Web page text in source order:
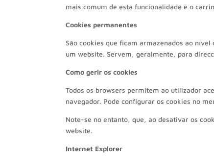
mais comum de esta funcionalidade é o
Cookies permanentes
São cookies que ficam armazenados ao
um website. Servem, geralmente, para
Como gerir os cookies
Todos os browsers permitem ao utilizador
navegador. Pode configurar os cookies no
Note-se no entanto, que, ao desativar os
website.
Internet Explorer